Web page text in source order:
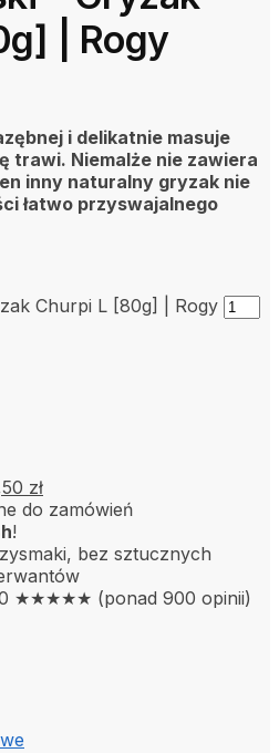
| Rogy
i delikatnie masuje
trawi. Niemalże nie zawiera
inny naturalny gryzak nie
łatwo przyswajalnego
Churpi L [80g] | Rogy
zł
do zamówień
!
bez sztucznych
★★★★★ (ponad 900 opinii)